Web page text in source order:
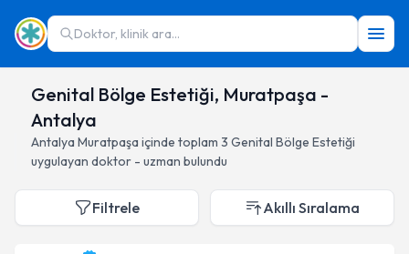
Doktor, klinik ara...
Genital Bölge Estetiği, Muratpaşa -
Antalya
Antalya Muratpaşa içinde toplam 3 Genital Bölge Estetiği
uygulayan doktor - uzman bulundu
Filtrele Akıllı Sıralama